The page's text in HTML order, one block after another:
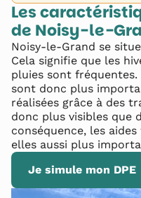
Les
de Noisy-le-
Noisy-le-Grand se
Cela signifie que les
pluies sont
sont donc plus
réalisées grâce à des
donc plus visibles que
conséquence, les
elles aussi plus
Je simule mon DPE